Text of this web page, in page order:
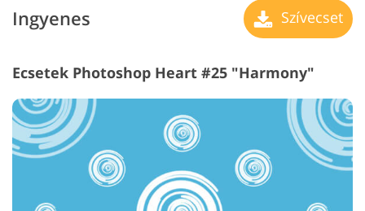
Ingyenes Szívecset
Ecsetek Photoshop Heart #25 "Harmony"